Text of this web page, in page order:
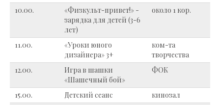
10.00.
«Физкульт-привет!» -
зарядка для детей (3-6
лет)
около 1 кор.
11.00.
«Уроки юного
дизайнера» 3+
ком-та
творчества
12.00.
Игра в шашки
«Шашечный бой»
ФОК
15.00. Детский сеанс
кинозал